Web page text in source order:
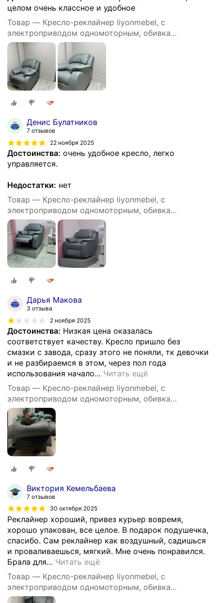
целом очень классное и удобное
Товар — Кресло-реклайнер liyonmebel, с
электроприводом одномоторным, обивка
искусственная кожа, цвет серый
Денис Булатников
7 отзывов
22 ноября 2025
Достоинства: очень удобное кресло, легко
управляется.
Недостатки: нет
Товар — Кресло-реклайнер liyonmebel, с
электроприводом одномоторным, обивка
искусственная кожа, цвет серый
Дарья Макова
3 отзыва
2 ноября 2025
Достоинства: Низкая цена оказалась
соответствует качеству. Кресло пришло без
смазки с завода, сразу этого не поняли, тк девочки
и не разбираемся в этом, через пол года
использования начало… Читать ещё
Товар — Кресло-реклайнер liyonmebel, с
электроприводом одномоторным, обивка
искусственная кожа, цвет серый
Виктория Кемельбаева
7 отзывов
30 октября 2025
Реклайнер хороший, привез курьер вовремя,
хорошо упакован, все целое. В подарок подушечка,
спасибо. Сам реклайнер как воздушный, садишься
и проваливаешься, мягкий. Мне очень понравился.
Брала для… Читать ещё
Товар — Кресло-реклайнер liyonmebel, с
электроприводом одномоторным, обивка
искусственная кожа, цвет серый